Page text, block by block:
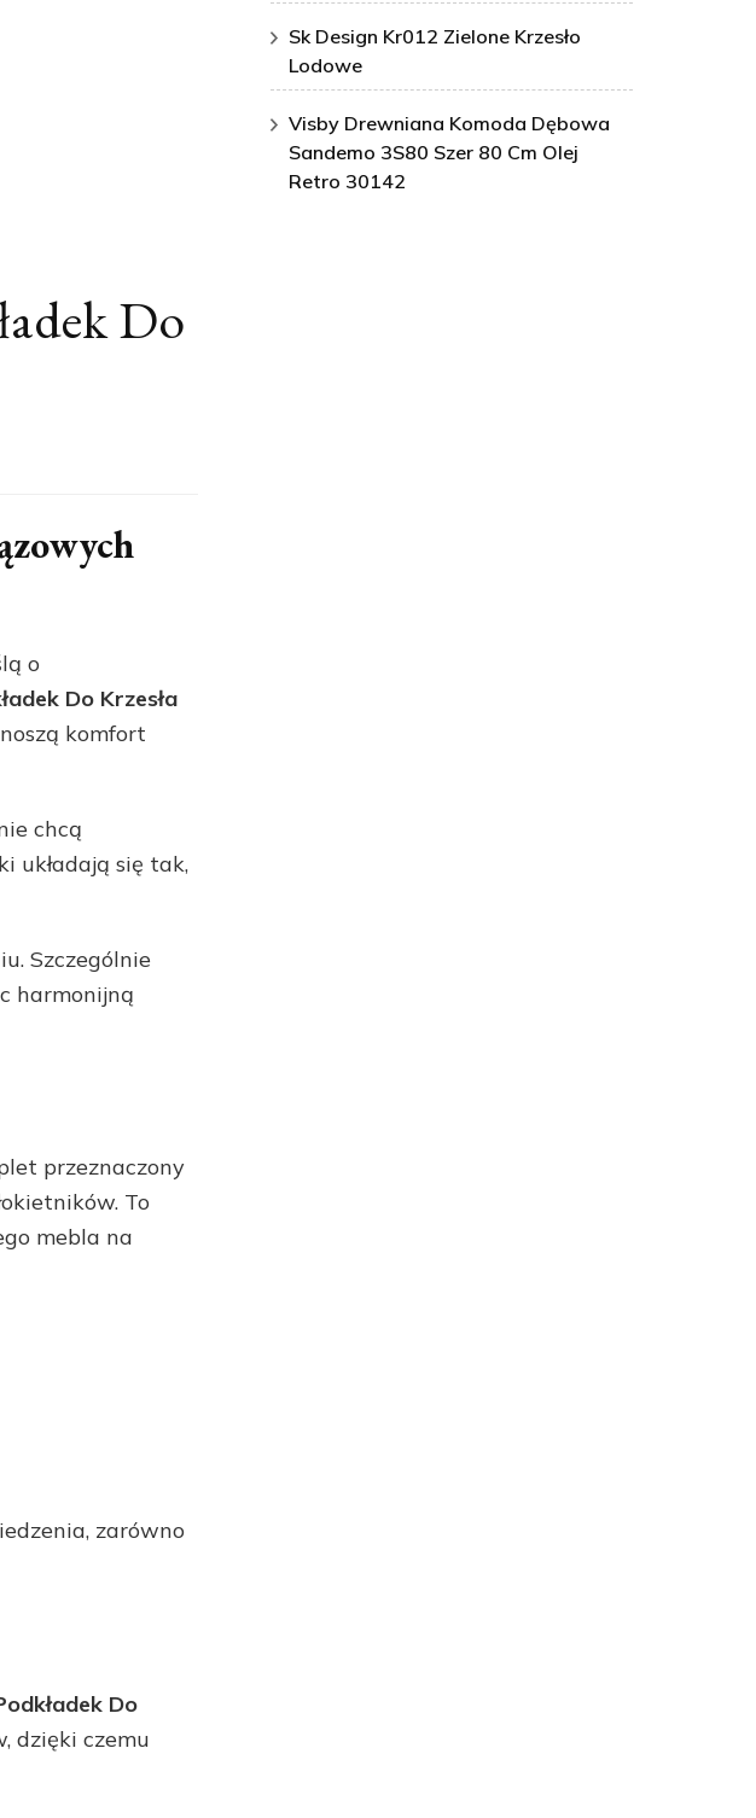
Do
o
Do Krzesła
komfort
chcą
układają się tak,
Szczególnie
harmonijną
przeznaczony
To
mebla na
zarówno
Do
dzięki czemu
Sk Design Kr012 Zielone Krzesło
Lodowe
Visby Drewniana Komoda Dębowa
Sandemo 3S80 Szer 80 Cm Olej
Retro 30142